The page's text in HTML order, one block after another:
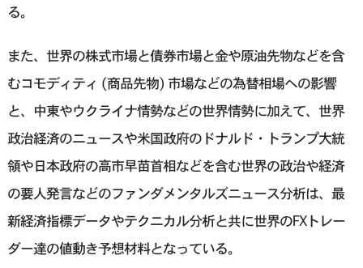
る。
また、世界の株式市場と債券市場と金や原油先物などを含
むコモディティ (商品先物) 市場などの為替相場への影響
と、中東やウクライナ情勢などの世界情勢に加えて、世界
政治経済のニュースや米国政府のドナルド・トランプ大統
領や日本政府の高市早苗首相などを含む世界の政治や経済
の要人発言などのファンダメンタルズニュース分析は、最
新経済指標データやテクニカル分析と共に世界のFXトレー
ダー達の値動き予想材料となっている。